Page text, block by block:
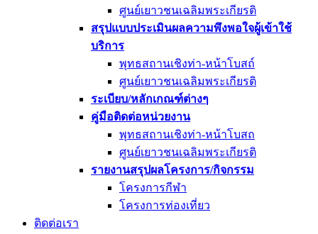
ศูนย์เยาวชนเฉลิมพระเกียรติ
สรุปแบบประเมินผลความพึงพอใจผู้เข้าใช้
บริการ
พุทธสถานเชิงท่า-หน้าโบสถ์
ศูนย์เยาวชนเฉลิมพระเกียรติ
ระเบียบ/หลักเกณฑ์ต่างๆ
คู่มือติดต่อหน่วยงาน
พุทธสถานเชิงท่า-หน้าโบสถ
ศูนย์เยาวชนเฉลิมพระเกียรติ
รายงานสรุปผลโครงการ/กิจกรรม
โครงการกีฬา
โครงการท่องเที่ยว
ติดต่อเรา